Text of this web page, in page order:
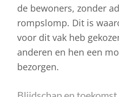
de bewoners, zonder
rompslomp. Dit is
voor dit vak heb
anderen en hen een
bezorgen.